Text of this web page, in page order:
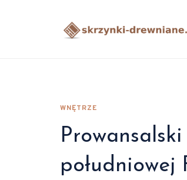
WNĘTRZE
południowej